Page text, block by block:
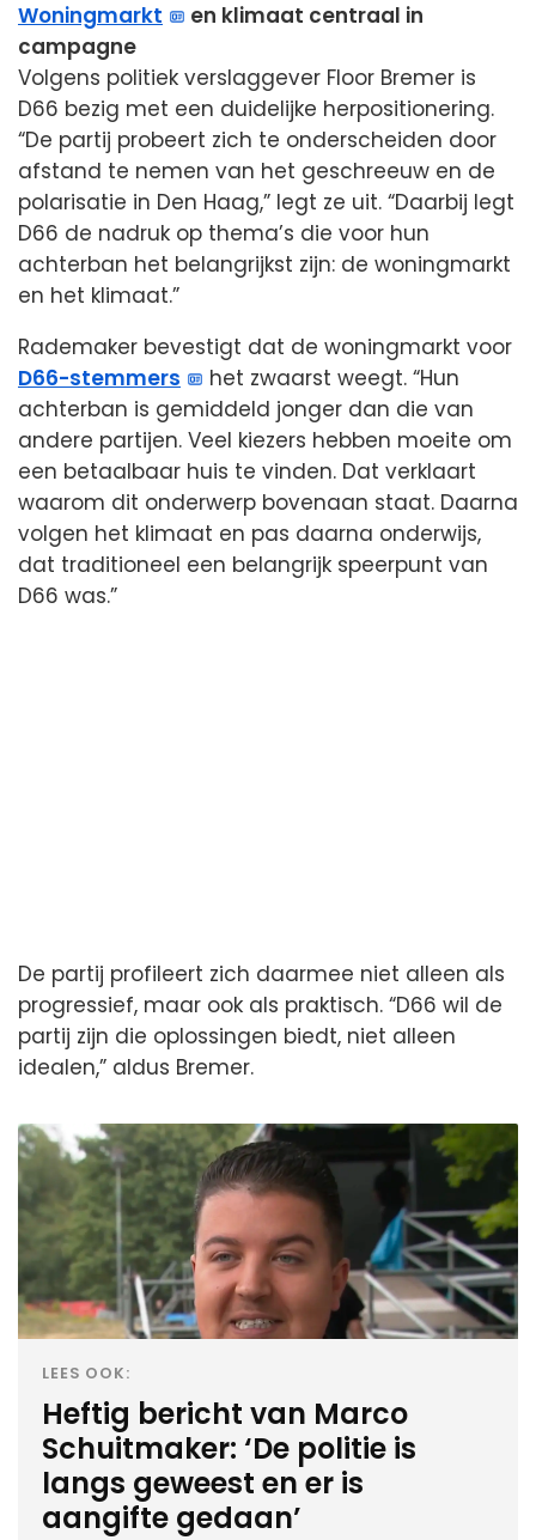
Woningmarkt
en klimaat centraal in
campagne
Volgens politiek verslaggever Floor Bremer is
D66 bezig met een duidelijke herpositionering.
“De partij probeert zich te onderscheiden door
afstand te nemen van het geschreeuw en de
polarisatie in Den Haag,” legt ze uit. “Daarbij legt
D66 de nadruk op thema’s die voor hun
achterban het belangrijkst zijn: de woningmarkt
en het klimaat.”
Rademaker bevestigt dat de woningmarkt voor
D66-stemmers
het zwaarst weegt. “Hun
achterban is gemiddeld jonger dan die van
andere partijen. Veel kiezers hebben moeite om
een betaalbaar huis te vinden. Dat verklaart
waarom dit onderwerp bovenaan staat. Daarna
volgen het klimaat en pas daarna onderwijs,
dat traditioneel een belangrijk speerpunt van
D66 was.”
De partij profileert zich daarmee niet alleen als
progressief, maar ook als praktisch. “D66 wil de
partij zijn die oplossingen biedt, niet alleen
idealen,” aldus Bremer.
LEES OOK:
Heftig bericht van Marco
Schuitmaker: ‘De politie is
langs geweest en er is
aangifte gedaan’